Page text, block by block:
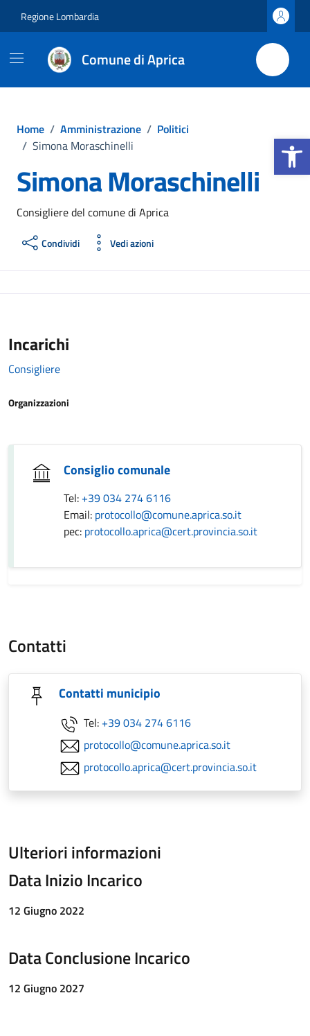
Apri la
Regione Lombardia
Comune di Aprica
Home / Amministrazione / Politici
/ Simona Moraschinelli
Simona Moraschinelli
Consigliere del comune di Aprica
Condividi Vedi azioni
Incarichi
Consigliere
Organizzazioni
Consiglio comunale
Tel: +39 034 274 6116
Email: protocollo@comune.aprica.so.it
pec: protocollo.aprica@cert.provincia.so.it
Contatti
Contatti municipio
Tel: +39 034 274 6116
protocollo@comune.aprica.so.it
protocollo.aprica@cert.provincia.so.it
Ulteriori informazioni
Data Inizio Incarico
12 Giugno 2022
Data Conclusione Incarico
12 Giugno 2027